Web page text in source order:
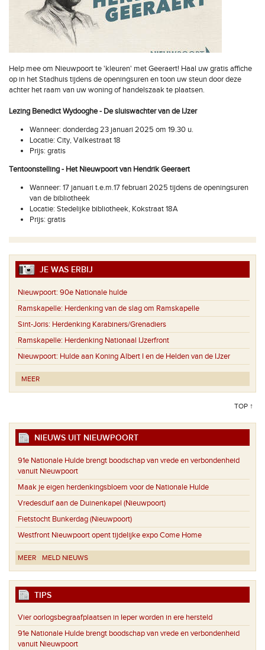
Help mee om Nieuwpoort te 'kleuren' met Geeraert! Haal uw gratis affiche
op in het Stadhuis tijdens de openingsuren en toon uw steun door deze
achter het raam van uw woning of handelszaak te plaatsen.
Lezing Benedict Wydooghe - De sluiswachter van de IJzer
Wanneer: donderdag 23 januari 2025 om 19.30 u.
Locatie: City, Valkestraat 18
Prijs: gratis
Tentoonstelling - Het Nieuwpoort van Hendrik Geeraert
Wanneer: 17 januari t.e.m.17 februari 2025 tijdens de openingsuren
van de bibliotheek
Locatie: Stedelijke bibliotheek, Kokstraat 18A
Prijs: gratis
JE WAS ERBIJ
Nieuwpoort: 90e Nationale hulde
Ramskapelle: Herdenking van de slag om Ramskapelle
Sint-Joris: Herdenking Karabiners/Grenadiers
Ramskapelle: Herdenking Nationaal IJzerfront
Nieuwpoort: Hulde aan Koning Albert I en de Helden van de IJzer
MEER
TOP ↑
NIEUWS UIT NIEUWPOORT
91e Nationale Hulde brengt boodschap van vrede en verbondenheid
vanuit Nieuwpoort
Maak je eigen herdenkingsbloem voor de Nationale Hulde
Vredesduif aan de Duinenkapel (Nieuwpoort)
Fietstocht Bunkerdag (Nieuwpoort)
Westfront Nieuwpoort opent tijdelijke expo Come Home
MEER MELD NIEUWS
TIPS
Vier oorlogsbegraafplaatsen in Ieper worden in ere hersteld
91e Nationale Hulde brengt boodschap van vrede en verbondenheid
vanuit Nieuwpoort